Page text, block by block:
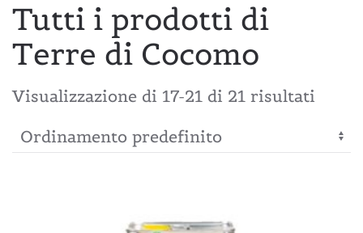
Tutti i prodotti di
Terre di Cocomo
Visualizzazione di 17-21 di 21 risultati